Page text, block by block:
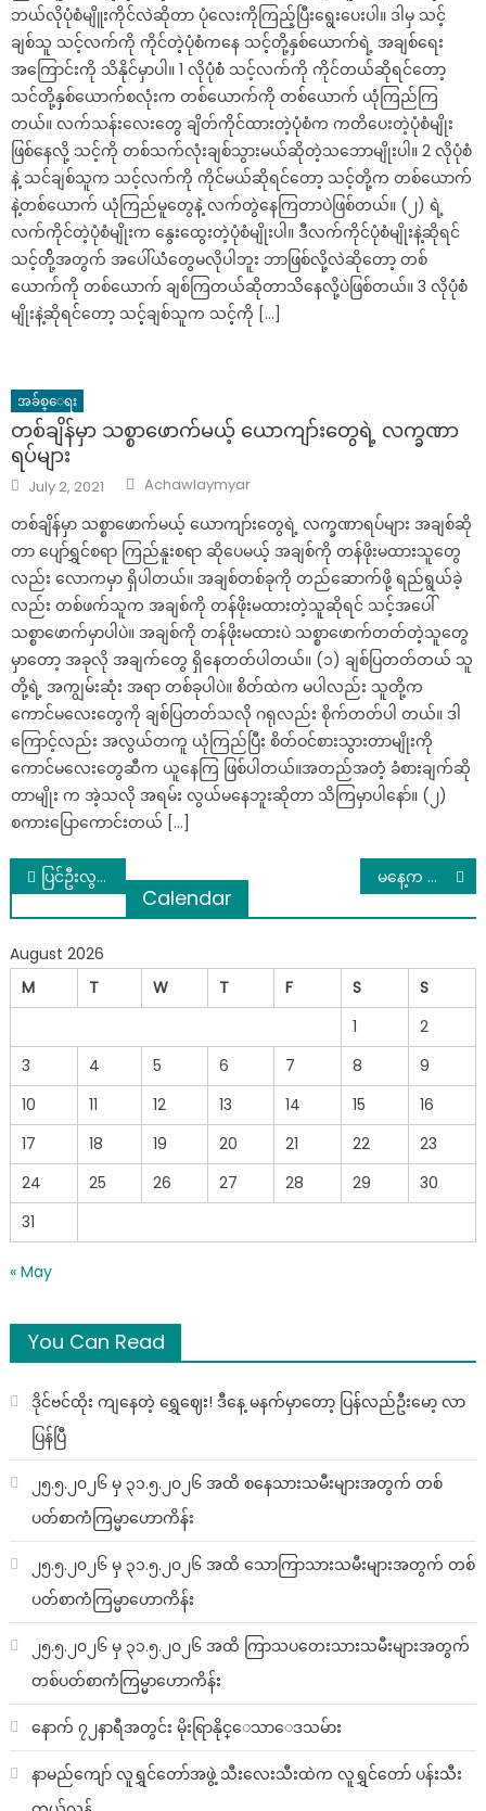
ဘယ်လိုပုံစံမျိူးကိုင်လဲဆိုတာ ပုံလေးကိုကြည့်ပြီးရွေးပေးပါ။ ဒါမှ သင့်
ချစ်သူ သင့်လက်ကို ကိုင်တဲ့ပုံစံကနေ သင့်တို့နှစ်ယောက်ရဲ့ အချစ်ရေး
အကြောင်းကို သိနိုင်မှာပါ။ 1 လိုပုံစံ သင့်လက်ကို ကိုင်တယ်ဆိုရင်တော့
သင်တို့နှစ်ယောက်စလုံးက တစ်ယောက်ကို တစ်ယောက် ယုံကြည်ကြ
တယ်။ လက်သန်းလေးတွေ ချိတ်ကိုင်ထားတဲ့ပုံစံက ကတိပေးတဲ့ပုံစံမျိုး
ဖြစ်နေလို့ သင့်ကို တစ်သက်လုံးချစ်သွားမယ်ဆိုတဲ့သဘောမျိုးပါ။ 2 လိုပုံစံ
နဲ့ သင်ချစ်သူက သင့်လက်ကို ကိုင်မယ်ဆိုရင်တော့ သင့်တို့က တစ်ယောက်
နဲ့တစ်ယောက် ယုံကြည်မူတွေနဲ့ လက်တွဲနေကြတာပဲဖြစ်တယ်။ (၂) ရဲ့
လက်ကိုင်တဲ့ပုံစံမျိုးက နွေးထွေးတဲ့ပုံစံမျိုးပါ။ ဒီလက်ကိုင်ပုံစံမျိုးနဲ့ဆိုရင်
သင့်တို့်အတွက် အပေါ်ယံတွေမလိုပါဘူး ဘာဖြစ်လို့လဲဆိုတော့ တစ်
ယောက်ကို တစ်ယောက် ချစ်ကြတယ်ဆိုတာသိနေလို့ပဲဖြစ်တယ်။ 3 လိုပုံစံ
မျိုးနဲ့ဆိုရင်တော့ သင့်ချစ်သူက သင့်ကို […]
အခ်စ္ေရး
တစ်ချိန်မှာ သစ္စာဖောက်မယ့် ယောကျာ်းတွေရဲ့ လက္ခဏာ
ရပ်များ
Posted
on
July 2, 2021 Author
Achawlaymyar
တစ်ချိန်မှာ သစ္စာဖောက်မယ့် ယောကျာ်းတွေရဲ့ လက္ခဏာရပ်များ အချစ်ဆို
တာ ပျော်ရွှင်စရာ ကြည်နူးစရာ ဆိုပေမယ့် အချစ်ကို တန်ဖိုးမထားသူတွေ
လည်း လောကမှာ ရှိပါတယ်။ အချစ်တစ်ခုကို တည်ဆောက်ဖို့ ရည်ရွယ်ခဲ့
လည်း တစ်ဖက်သူက အချစ်ကို တန်ဖိုးမထားတဲ့သူဆိုရင် သင့်အပေါ်
သစ္စာဖောက်မှာပါပဲ။ အချစ်ကို တန်ဖိုးမထားပဲ သစ္စာဖောက်တတ်တဲ့သူတွေ
မှာတော့ အခုလို အချက်တွေ ရှိနေတတ်ပါတယ်။ (၁) ချစ်ပြတတ်တယ် သူ
တို့ရဲ့ အကျွမ်းဆုံး အရာ တစ်ခုပါပဲ။ စိတ်ထဲက မပါလည်း သူတို့က
ကောင်မလေးတွေကို ချစ်ပြတတ်သလို ဂရုလည်း စိုက်တတ်ပါ တယ်။ ဒါ
ကြောင့်လည်း အလွယ်တကူ ယုံကြည်ပြီး စိတ်ဝင်စားသွားတာမျိုးကို
ကောင်မလေးတွေဆီက ယူနေကြ ဖြစ်ပါတယ်။အတည်အတံ့ ခံစားချက်ဆို
တာမျိုး က အဲ့သလို အရမ်း လွယ်မနေဘူးဆိုတာ သိကြမှာပါနော်။ (၂)
စကားပြောကောင်းတယ် […]
Post
navigation
ပြင်ဦးလွင် လေယာဉ်ပျက်ကျမှုကနေ ထူးခြားစွာ အသက်ဘေးက လွတ်မြောက်ခဲ့တဲ့ မောင်ကံကောင်းလေး ပိုင်ဘုန်းပြည့် မနေ့က လေယာဉ်ပျက်ကျမှုမှာ ပြည်သူတွေ အရမ်းသိချင်နေတဲ့ကိစ္စကို ပြက်လုံးထုတ်ပြီး အားရပါးရပြောချလိုက်တဲ့ ဟားငါးကောင်အဖွဲ့ရဲ့ဗီဒီယိုဖိုင်
Calendar
August 2026
M
T W T F S
S
1
2
3
4 5 6 7 8
9
10
11 12 13 14 15
16
17
18 19 20 21 22
23
24
25 26 27 28 29
30
31
« May
You Can Read
ဒိုင်ဗင်ထိုး ကျနေတဲ့ ရွှေဈေး! ဒီနေ့ မနက်မှာတော့ ပြန်လည်ဦးမော့ လာ
ပြန်ပြီ
၂၅.၅.၂၀၂၆ မှ ၃၁.၅.၂၀၂၆ အထိ စနေသားသမီးများအတွက် တစ်
ပတ်စာကံကြမ္မာဟောကိန်း
၂၅.၅.၂၀၂၆ မှ ၃၁.၅.၂၀၂၆ အထိ သောကြာသားသမီးများအတွက် တစ်
ပတ်စာကံကြမ္မာဟောကိန်း
၂၅.၅.၂၀၂၆ မှ ၃၁.၅.၂၀၂၆ အထိ ကြာသပတေးသားသမီးများအတွက်
တစ်ပတ်စာကံကြမ္မာဟောကိန်း
နောက် ၇၂နာရီအတွင်း မိုးရြာနိုင္ေသာေဒသမ်ား
နာမည်ကျော် လူရွှင်တော်အဖွဲ့ သီးလေးသီးထဲက လူရွှင်တော် ပန်းသီး